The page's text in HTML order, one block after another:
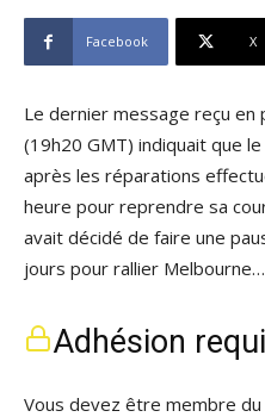
Facebook X
Le dernier message reçu en
(19h20 GMT) indiquait que
après les réparations
heure pour reprendre sa
avait décidé de faire une
jours pour rallier
Adhésion
Vous devez être membre